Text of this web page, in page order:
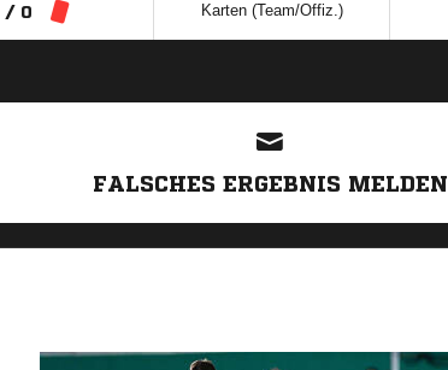
/ 0 Karten (Team/Offiz.)
FALSCHES ERGEBNIS MELDEN